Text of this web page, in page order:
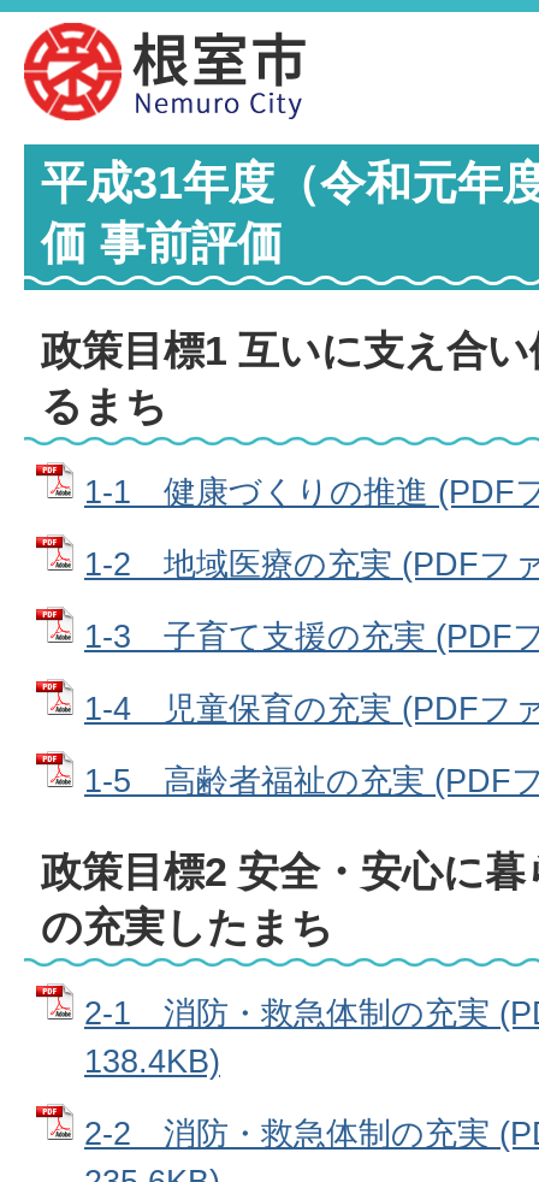
平成31年度（令和元年
価 事前評価
政策目標1 互いに支え合
るまち
1-1 健康づくりの推進 (PDF
1-2 地域医療の充実 (PDFフ
1-3 子育て支援の充実 (PDF
1-4 児童保育の充実 (PDFフ
1-5 高齢者福祉の充実 (PDF
政策目標2 安全・安心に
の充実したまち
2-1 消防・救急体制の充実
138.4KB)
2-2 消防・救急体制の充実